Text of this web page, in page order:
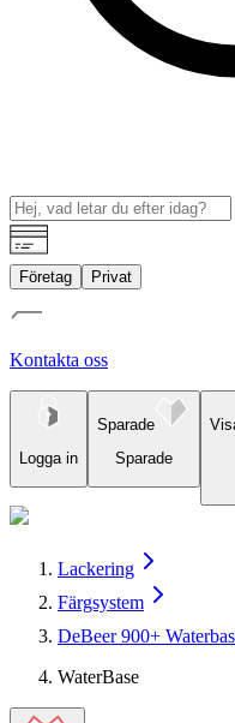
Företag Privat
Kontakta oss
Logga in
Sparade
Sparade
Lackering
Färgsystem
DeBeer 900+
WaterBase